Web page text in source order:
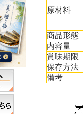
原材料
商品形態
内容量
賞味期限
保存方法
備考